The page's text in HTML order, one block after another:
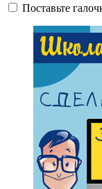
Поставьте